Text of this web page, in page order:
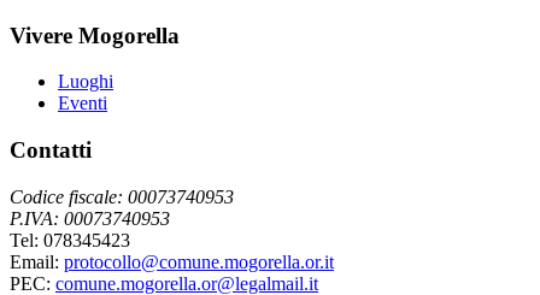
Vivere Mogorella
Luoghi
Eventi
Contatti
Codice fiscale: 00073740953
P.IVA: 00073740953
Tel: 078345423
Email: protocollo@comune.mogorella.or.it
PEC: comune.mogorella.or@legalmail.it